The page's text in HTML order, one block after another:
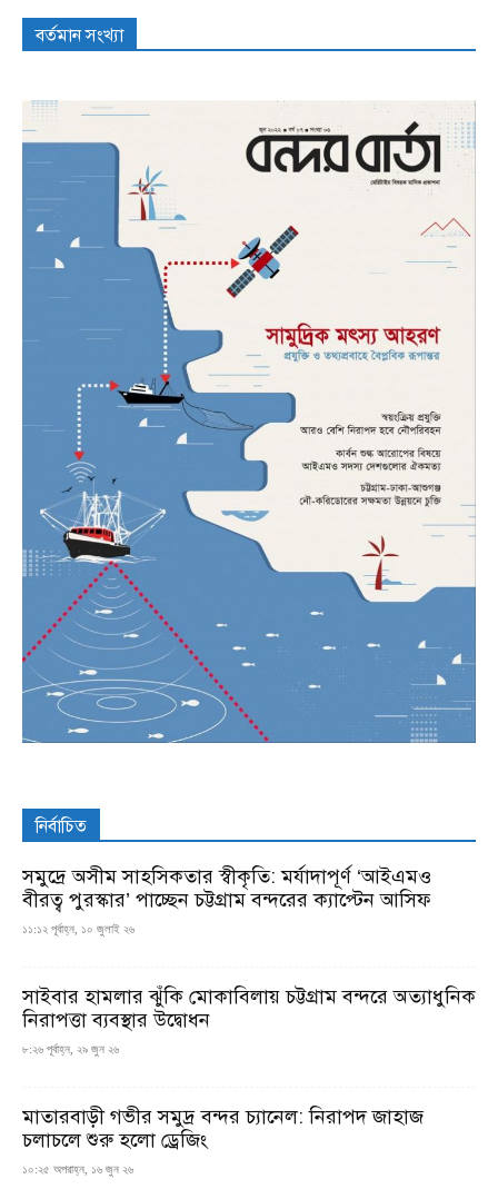
বর্তমান সংখ্যা
নির্বাচিত
সমুদ্রে অসীম সাহসিকতার স্বীকৃতি: মর্যাদাপূর্ণ ‘আইএমও
বীরত্ব পুরস্কার’ পাচ্ছেন চট্টগ্রাম বন্দরের ক্যাপ্টেন আসিফ
১১:১২ পূর্বাহ্ন, ১০ জুলাই ২৬
সাইবার হামলার ঝুঁকি মোকাবিলায় চট্টগ্রাম বন্দরে অত্যাধুনিক
নিরাপত্তা ব্যবস্থার উদ্বোধন
৮:২৬ পূর্বাহ্ন, ২৯ জুন ২৬
মাতারবাড়ী গভীর সমুদ্র বন্দর চ্যানেল: নিরাপদ জাহাজ
চলাচলে শুরু হলো ড্রেজিং
১০:২৫ অপরাহ্ন, ১৬ জুন ২৬